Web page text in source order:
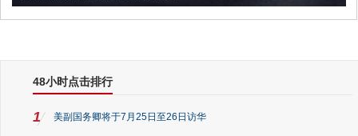
48小时点击排行
1 美副国务卿将于7月25日至26日访华